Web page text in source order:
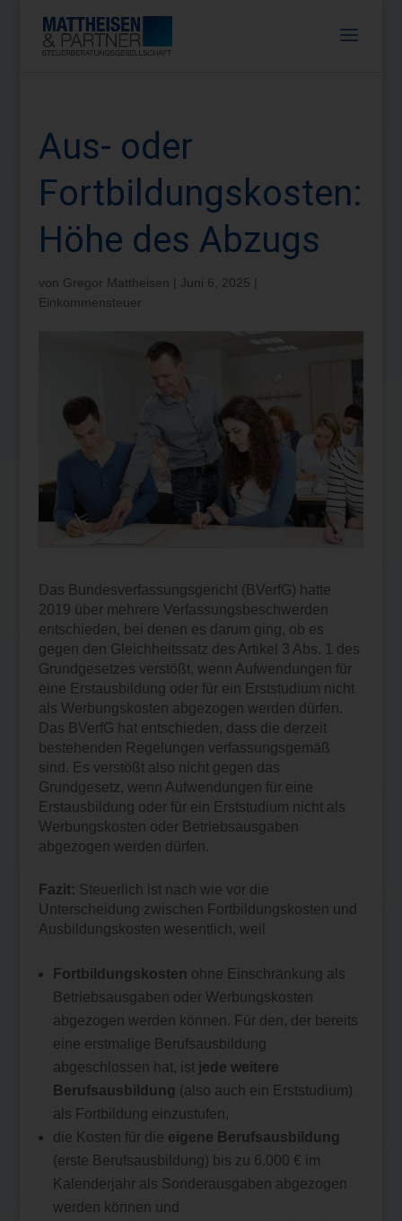
Aus- oder
Fortbildungskosten:
Höhe des Abzugs
von Gregor Mattheisen Juni 6, 2025
Einkommensteuer
Das Bundesverfassungsgericht (BVerfG) hatte
2019 über mehrere Verfassungsbeschwerden
entschieden, bei denen es darum ging, ob es
gegen den Gleichheitssatz des Artikel 3 Abs. 1 des
Grundgesetzes verstößt, wenn Aufwendungen für
eine Erstausbildung oder für ein Erststudium nicht
als Werbungskosten abgezogen werden dürfen.
Das BVerfG hat entschieden, dass die derzeit
bestehenden Regelungen verfassungsgemäß
sind. Es verstößt also nicht gegen das
Grundgesetz, wenn Aufwendungen für eine
Erstausbildung oder für ein Erststudium nicht als
Werbungskosten oder Betriebsausgaben
abgezogen werden dürfen.
Fazit: Steuerlich ist nach wie vor die
Unterscheidung zwischen Fortbildungskosten und
Ausbildungskosten wesentlich, weil
Fortbildungskosten ohne Einschränkung als
Betriebsausgaben oder Werbungskosten
abgezogen werden können. Für den, der bereits
eine erstmalige Berufsausbildung
abgeschlossen hat, ist jede weitere
Berufsausbildung (also auch ein Erststudium)
als Fortbildung einzustufen,
die Kosten für die eigene Berufsausbildung
(erste Berufsausbildung) bis zu 6.000 € im
Kalenderjahr als Sonderausgaben abgezogen
werden können und